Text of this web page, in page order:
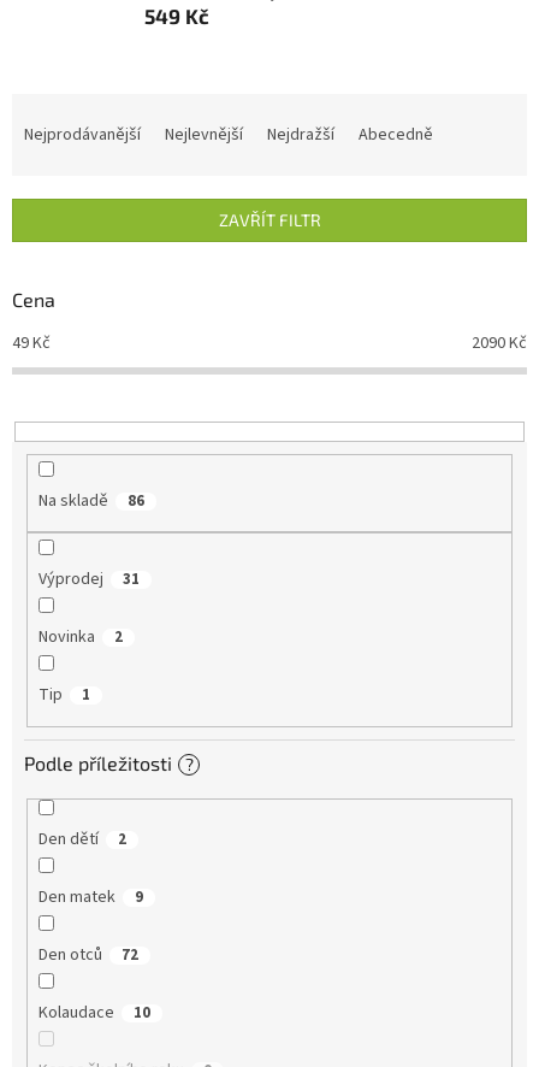
549 Kč
í
r
o
d
u
t
ů
Nejprodávanější Nejlevnější Nejdražší Abecedně
ZAVŘÍT FILTR
Cena
49Kč 2090Kč
Na skladě 86
Výprodej 31
Novinka 2
Tip 1
Podle příležitosti ?
Den dětí 2
Den matek 9
Den otců 72
Kolaudace 10